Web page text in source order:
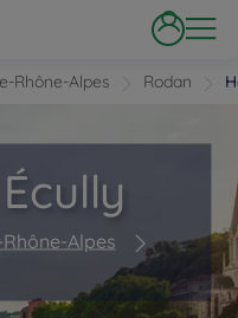
Rhône-Alpes Rodan
Alpes